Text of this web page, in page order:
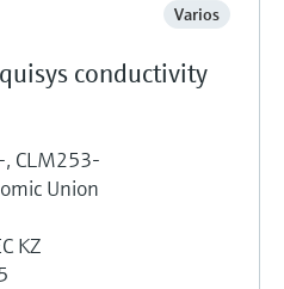
Varios
conductivity
CLM253-
Union
KZ